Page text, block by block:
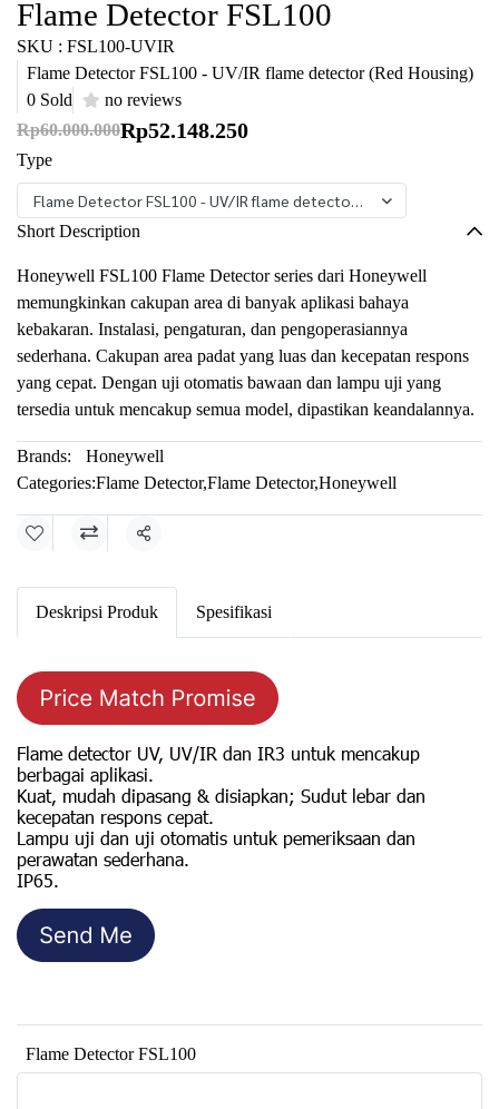
Flame Detector FSL100
SKU : FSL100-UVIR
Flame Detector FSL100 - UV/IR flame detector (Red Housing)
0 Sold
no reviews
Rp60.000.000Rp52.148.250
Type
Flame Detector FSL100 - UV/IR flame detector (Red Housing)
Short Description
Honeywell FSL100 Flame Detector series dari Honeywell
memungkinkan cakupan area di banyak aplikasi bahaya
kebakaran. Instalasi, pengaturan, dan pengoperasiannya
sederhana. Cakupan area padat yang luas dan kecepatan respons
yang cepat. Dengan uji otomatis bawaan dan lampu uji yang
tersedia untuk mencakup semua model, dipastikan keandalannya.
Brands:
Honeywell
Categories:Flame Detector,Flame Detector,Honeywell
Share
Deskripsi Produk Spesifikasi
Flame detector UV, UV/IR dan IR3 untuk mencakup
berbagai aplikasi.
Kuat, mudah dipasang & disiapkan; Sudut lebar dan
kecepatan respons cepat.
Lampu uji dan uji otomatis untuk pemeriksaan dan
perawatan sederhana.
IP65.
Flame Detector FSL100